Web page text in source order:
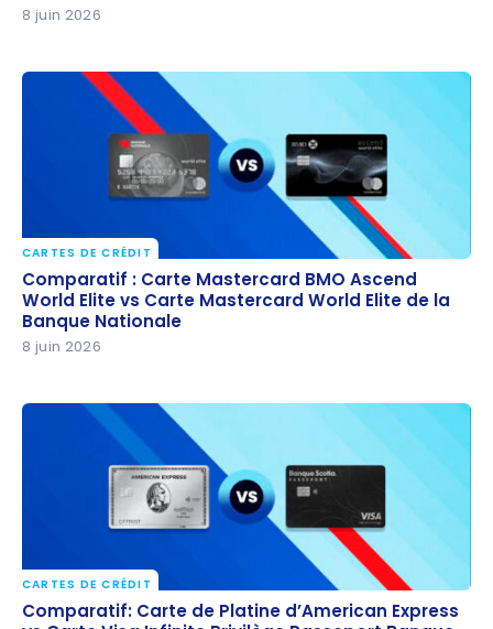
8 juin 2026
Comparatif : Carte Mastercard BMO Ascend World
Elite vs Carte Mastercard World Elite de la Banque
Nationale
CARTES DE CRÉDIT
Comparatif : Carte Mastercard BMO Ascend
World Elite vs Carte Mastercard World Elite de la
Banque Nationale
8 juin 2026
Comparatif: Carte de Platine d’American Express vs
CARTES DE CRÉDIT
Comparatif: Carte de Platine d’American Express